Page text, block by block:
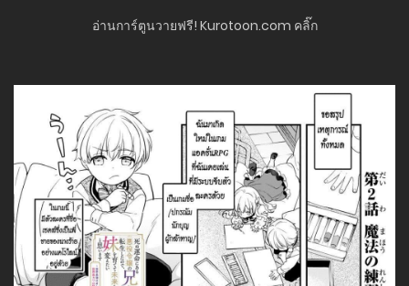
อ่านการ์ตูนวายฟรี! Kurotoon.com คลิ๊ก